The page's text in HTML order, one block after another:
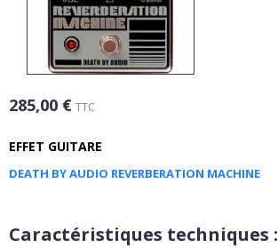
285,00 € TTC
EFFET GUITARE
DEATH BY AUDIO REVERBERATION MACHINE
Caractéristiques techniques :